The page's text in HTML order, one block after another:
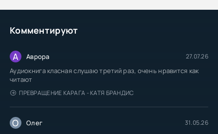
Комментируют
А Аврора 27.07.26
Аудиокнига класная слушаю третий раз, очень нравится как
читают
ПРЕВРАЩЕНИЕ КАРАГА - КАТЯ БРАНДИС
О Олег 31.05.26